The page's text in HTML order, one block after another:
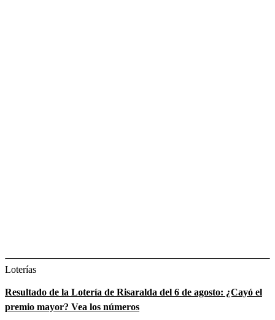
Loterías
Resultado de la Lotería de Risaralda del 6 de agosto: ¿Cayó el
premio mayor? Vea los números